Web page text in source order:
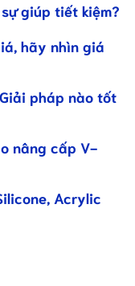
giúp tiết kiệm?
hãy nhìn giá
pháp nào tốt
nâng cấp V-
Acrylic